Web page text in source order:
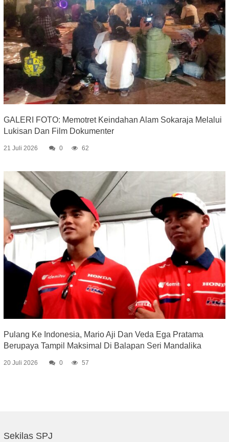
GALERI FOTO: Memotret Keindahan Alam Sokaraja Melalui
Lukisan Dan Film Dokumenter
21 Juli 2026 0 62
Pulang Ke Indonesia, Mario Aji Dan Veda Ega Pratama
Berupaya Tampil Maksimal Di Balapan Seri Mandalika
20 Juli 2026 0 57
Sekilas SPJ